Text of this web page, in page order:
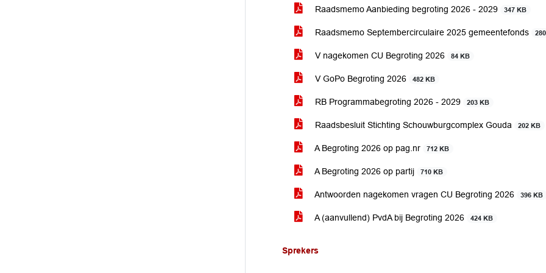
Raadsmemo Aanbieding begroting 2026 - 2029 347 KB
Raadsmemo Septembercirculaire 2025 gemeentefonds
V nagekomen CU Begroting 2026 84 KB
V GoPo Begroting 2026 482 KB
RB Programmabegroting 2026 - 2029 203 KB
Raadsbesluit Stichting Schouwburgcomplex Gouda 202 KB
A Begroting 2026 op pag.nr 712 KB
A Begroting 2026 op partij 710 KB
Antwoorden nagekomen vragen CU Begroting 2026 396 KB
A (aanvullend) PvdA bij Begroting 2026 424 KB
Sprekers